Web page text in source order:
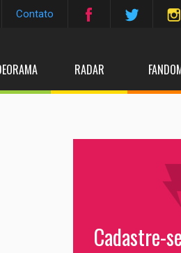
Contato
RADAR
Cadastre-